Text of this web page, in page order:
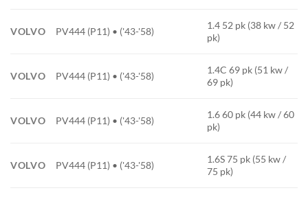
VOLVO PV444 (P11) • ('43-'58)
1.4 52 pk (38 kw / 52
pk)
VOLVO PV444 (P11) • ('43-'58)
1.4C 69 pk (51 kw /
69 pk)
VOLVO PV444 (P11) • ('43-'58)
1.6 60 pk (44 kw / 60
pk)
VOLVO PV444 (P11) • ('43-'58)
1.6S 75 pk (55 kw /
75 pk)